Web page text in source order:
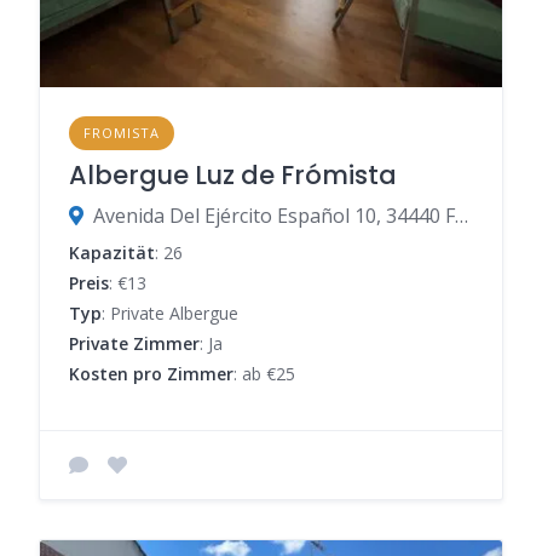
FROMISTA
Albergue Luz de Frómista
Avenida Del Ejército Español 10, 34440 Frómista, Palencia, Spanien
Kapazität: 26
Preis: €13
Typ: Private Albergue
Private Zimmer: Ja
Kosten pro Zimmer: ab €25